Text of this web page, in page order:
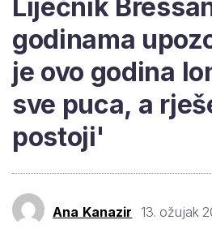
Liječnik
godinama
je ovo godina
sve puca, a
postoji'
Ana Kanazir 13. ožujak